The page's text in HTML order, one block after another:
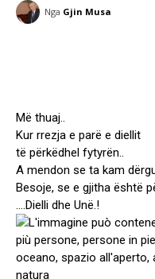
Nga Gjin Musa
Më thuaj..
Kur rrezja e parë e diellit
të përkëdhel fytyrën..
A mendon se ta kam
Besoje, se e gjitha është
….Dielli dhe Unë.!